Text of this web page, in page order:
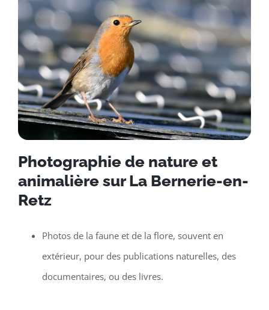
Photographie de nature et
animalière sur La Bernerie-en-
Retz
Photos de la faune et de la flore, souvent en
extérieur, pour des publications naturelles, des
documentaires, ou des livres.